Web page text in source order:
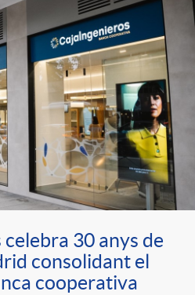
30 anys de
consolidant el
cooperativa